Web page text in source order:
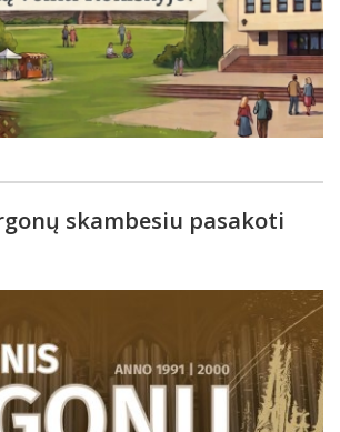
skambesiu pasakoti